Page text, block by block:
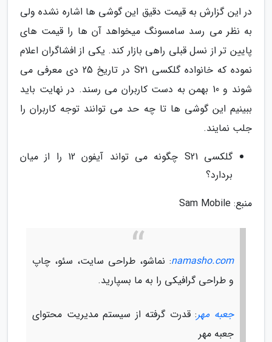
در این گزارش به قیمت دقیق این گوشی ها اشاره نشده ولی
به نظر می رسد سامسونگ میخواهد آن ها را قیمت های
پایین تر از نسل قبلی راهی بازار کند. یکی از افشاگران اعلام
نموده که خانواده گلکسی S21 در تاریخ 25 دی معرفی می
شوند و 10 بهمن به دست کاربران می رسند. در نهایت باید
ببینیم این گوشی ها تا چه حد می توانند توجه کاربران را
جلب نمایند.
گلکسی S21 چگونه می تواند آیفون 12 را از میان
بردارد؟
منبع: Sam Mobile
namasho.com: نماشو، طراحی سایت، سئو، چاپ
و طراحی گرافیکی را به ما بسپارید.
جعبه مهر: قدرت گرفته از سیستم مدیریت محتوای
جعبه مهر